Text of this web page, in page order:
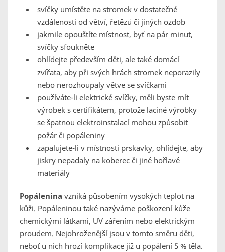
svíčky umístěte na stromek v dostatečné
vzdálenosti od větví, řetězů či jiných ozdob
jakmile opouštíte místnost, byť na pár minut,
svíčky sfoukněte
ohlídejte především děti, ale také domácí
zvířata, aby při svých hrách stromek neporazily
nebo nerozhoupaly větve se svíčkami
používáte-li elektrické svíčky, měli byste mít
výrobek s certifikátem, protože laciné výrobky
se špatnou elektroinstalací mohou způsobit
požár či popáleniny
zapalujete-li v místnosti prskavky, ohlídejte, aby
jiskry nepadaly na koberec či jiné hořlavé
materiály
Popálenina vzniká působením vysokých teplot na
kůži. Popáleninou také nazýváme poškození kůže
chemickými látkami, UV zářením nebo elektrickým
proudem. Nejohroženější jsou v tomto směru děti,
neboť u nich hrozí komplikace již u popálení 5 % těla.